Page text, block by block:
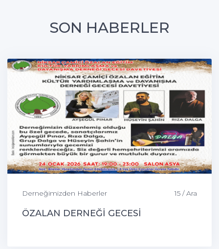
SON HABERLER
Derneğimizden Haberler 15 / Ara
ÖZALAN DERNEĞİ GECESİ